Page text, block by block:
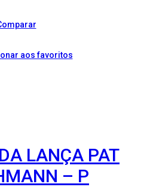
aos favoritos
LANÇA PAT
– P